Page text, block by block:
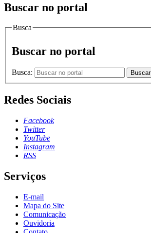
Buscar no portal
Busca
Buscar no portal
Busca: Buscar
Redes Sociais
Facebook
Twitter
YouTube
Instagram
RSS
Serviços
E-mail
Mapa do Site
Comunicação
Ouvidoria